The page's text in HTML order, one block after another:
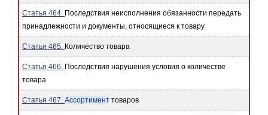
Статья 464. Последствия неисполнения обязанности передать
принадлежности и документы, относящиеся к товару
Статья 465. Количество товара
Статья 466. Последствия нарушения условия о количестве
товара
Статья 467. Ассортимент товаров